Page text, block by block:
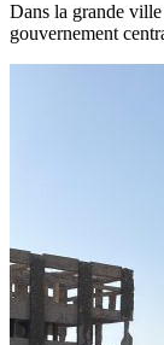
Dans la grande
gouvernement